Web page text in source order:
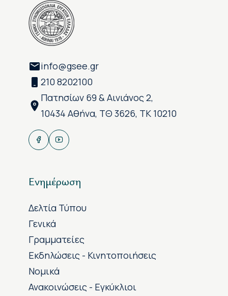
info@gsee.gr
210 8202100
Πατησίων 69 & Αινιάνος 2,
10434 Αθήνα, ΤΘ 3626, ΤΚ 10210
Ενημέρωση
Δελτία Τύπου
Γενικά
Γραμματείες
Εκδηλώσεις - Κινητοποιήσεις
Νομικά
Ανακοινώσεις - Εγκύκλιοι